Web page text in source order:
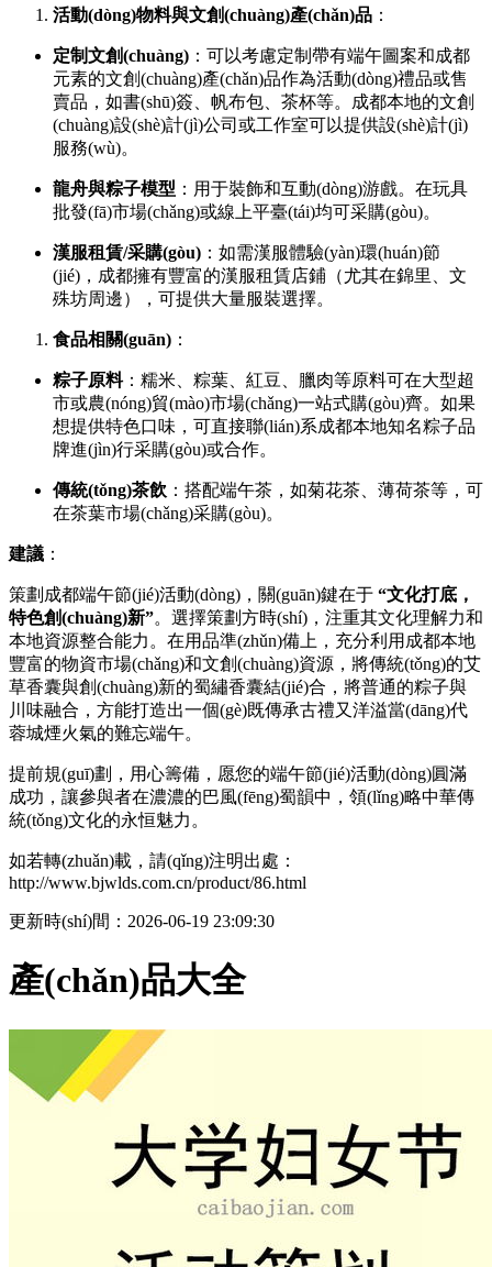
活動(dòng)物料與文創(chuàng)產(chǎn)品 ：
定制文創(chuàng) ：可以考慮定制帶有端午圖案和成都
元素的文創(chuàng)產(chǎn)品作為活動(dòng)禮品或售
賣品，如書(shū)簽、帆布包、茶杯等。成都本地的文創
(chuàng)設(shè)計(jì)公司或工作室可以提供設(shè)計(jì)
服務(wù)。
龍舟與粽子模型 ：用于裝飾和互動(dòng)游戲。在玩具
批發(fā)市場(chǎng)或線上平臺(tái)均可采購(gòu)。
漢服租賃/采購(gòu) ：如需漢服體驗(yàn)環(huán)節
(jié)，成都擁有豐富的漢服租賃店鋪（尤其在錦里、文
殊坊周邊），可提供大量服裝選擇。
食品相關(guān) ：
粽子原料：糯米、粽葉、紅豆、臘肉等原料可在大型超
市或農(nóng)貿(mào)市場(chǎng)一站式購(gòu)齊。如果
想提供特色口味，可直接聯(lián)系成都本地知名粽子品
牌進(jìn)行采購(gòu)或合作。
傳統(tǒng)茶飲 ：搭配端午茶，如菊花茶、薄荷茶等，可
在茶葉市場(chǎng)采購(gòu)。
建議 ：
策劃成都端午節(jié)活動(dòng)，關(guān)鍵在于 “文化打底，
特色創(chuàng)新”。選擇策劃方時(shí)，注重其文化理解力和
本地資源整合能力。在用品準(zhǔn)備上，充分利用成都本地
豐富的物資市場(chǎng)和文創(chuàng)資源，將傳統(tǒng)的艾
草香囊與創(chuàng)新的蜀繡香囊結(jié)合，將普通的粽子與
川味融合，方能打造出一個(gè)既傳承古禮又洋溢當(dāng)代
蓉城煙火氣的難忘端午。
提前規(guī)劃，用心籌備，愿您的端午節(jié)活動(dòng)圓滿
成功，讓參與者在濃濃的巴風(fēng)蜀韻中，領(lǐng)略中華傳
統(tǒng)文化的永恒魅力。
如若轉(zhuǎn)載，請(qǐng)注明出處：
http://www.bjwlds.com.cn/product/86.html
更新時(shí)間：2026-06-19 23:09:30
產(chǎn)品大全